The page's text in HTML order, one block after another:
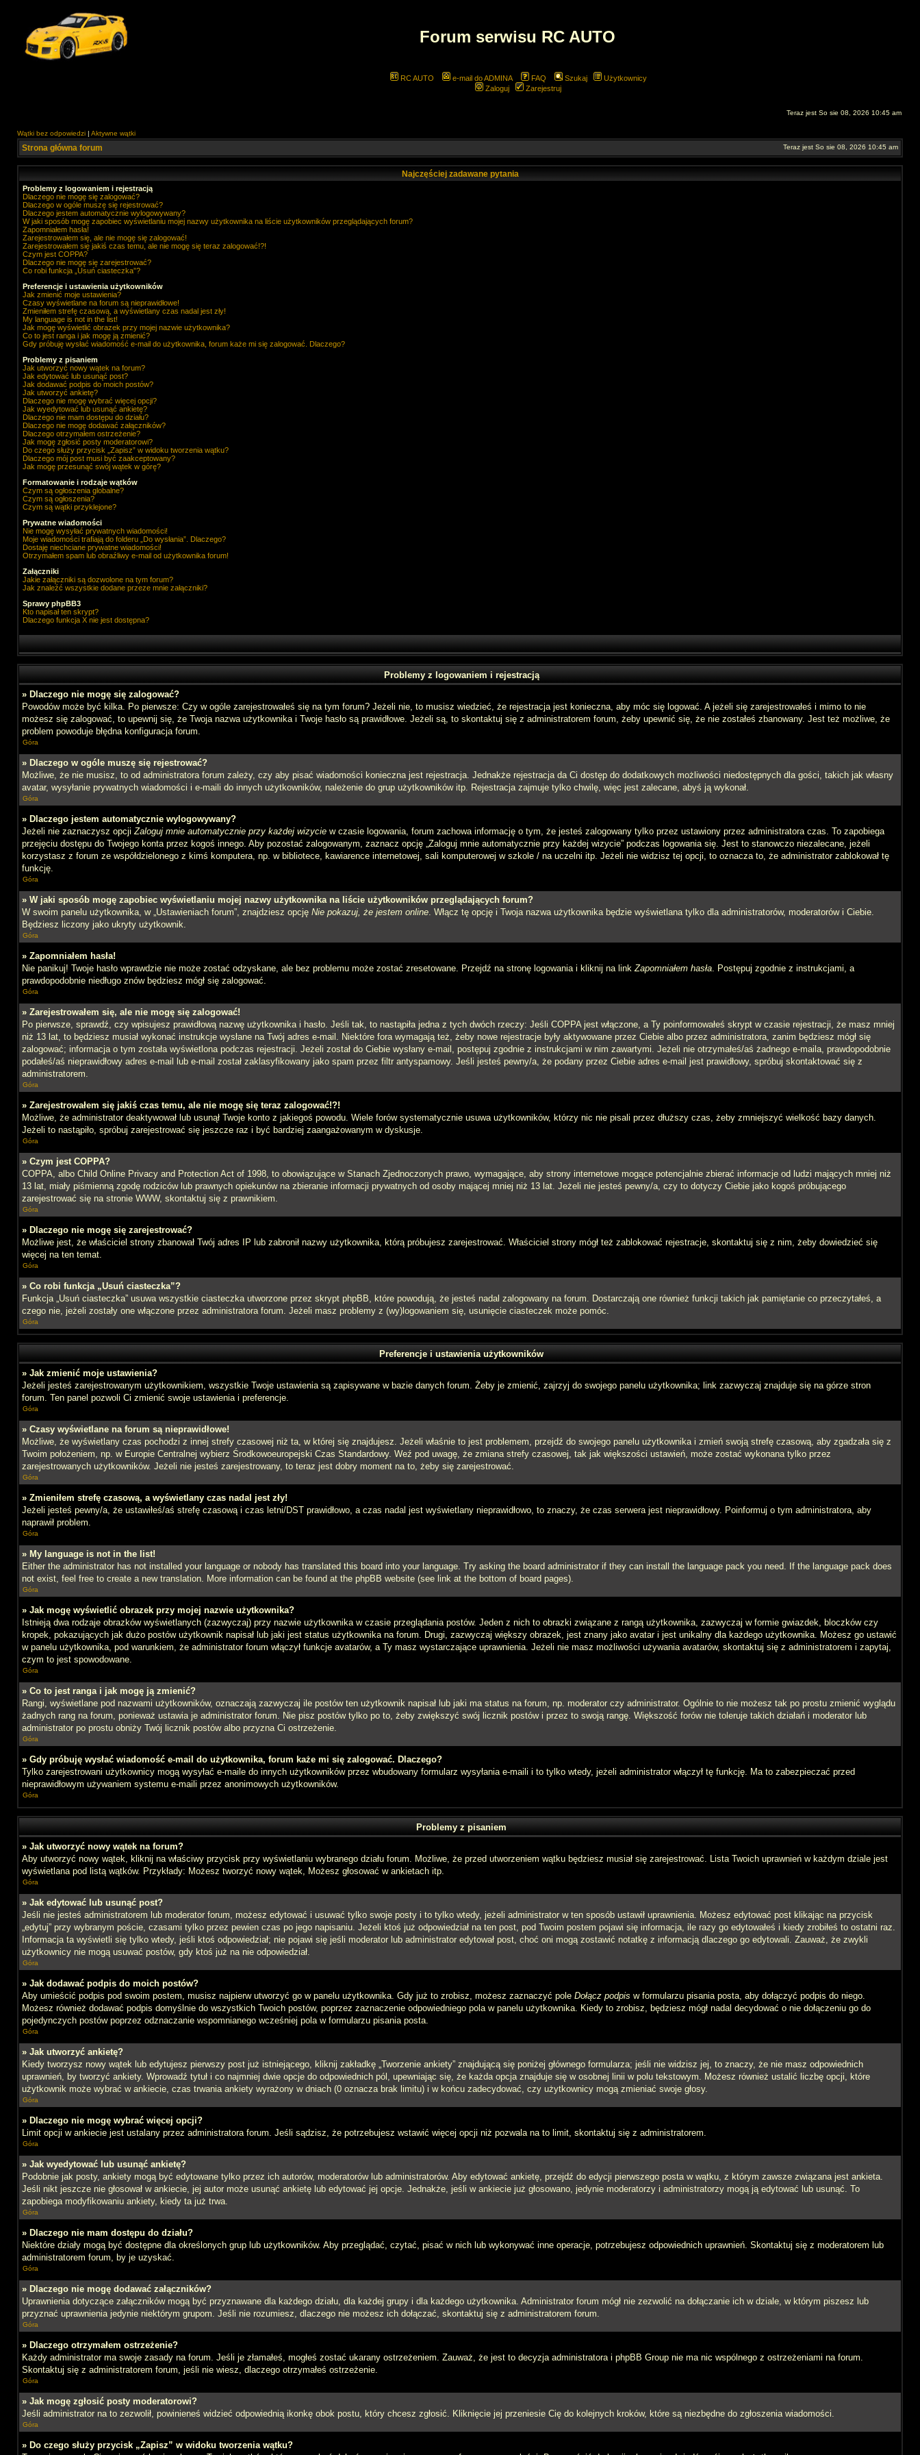
Forum serwisu RC AUTO
RC AUTO e-mail do ADMINA FAQ Szukaj
Użytkownicy
Zaloguj
Zarejestruj
Teraz jest So sie 08, 2026 10:45 am
Wątki bez odpowiedzi | Aktywne wątki
Strona główna forum Teraz jest So sie 08, 2026 10:45 am
Najczęściej zadawane pytania
Problemy z logowaniem i rejestracją
Dlaczego nie mogę się zalogować?
Dlaczego w ogóle muszę się rejestrować?
Dlaczego jestem automatycznie wylogowywany?
W jaki sposób mogę zapobiec wyświetlaniu mojej nazwy użytkownika na liście użytkowników przeglądających forum?
Zapomniałem hasła!
Zarejestrowałem się, ale nie mogę się zalogować!
Zarejestrowałem się jakiś czas temu, ale nie mogę się teraz zalogować!?!
Czym jest COPPA?
Dlaczego nie mogę się zarejestrować?
Co robi funkcja „Usuń ciasteczka”?
Preferencje i ustawienia użytkowników
Jak zmienić moje ustawienia?
Czasy wyświetlane na forum są nieprawidłowe!
Zmieniłem strefę czasową, a wyświetlany czas nadal jest zły!
My language is not in the list!
Jak mogę wyświetlić obrazek przy mojej nazwie użytkownika?
Co to jest ranga i jak mogę ją zmienić?
Gdy próbuję wysłać wiadomość e-mail do użytkownika, forum każe mi się zalogować. Dlaczego?
Problemy z pisaniem
Jak utworzyć nowy wątek na forum?
Jak edytować lub usunąć post?
Jak dodawać podpis do moich postów?
Jak utworzyć ankietę?
Dlaczego nie mogę wybrać więcej opcji?
Jak wyedytować lub usunąć ankietę?
Dlaczego nie mam dostępu do działu?
Dlaczego nie mogę dodawać załączników?
Dlaczego otrzymałem ostrzeżenie?
Jak mogę zgłosić posty moderatorowi?
Do czego służy przycisk „Zapisz” w widoku tworzenia wątku?
Dlaczego mój post musi być zaakceptowany?
Jak mogę przesunąć swój wątek w górę?
Formatowanie i rodzaje wątków
Czym są ogłoszenia globalne?
Czym są ogłoszenia?
Czym są wątki przyklejone?
Prywatne wiadomości
Nie mogę wysyłać prywatnych wiadomości!
Moje wiadomości trafiają do folderu „Do wysłania”. Dlaczego?
Dostaję niechciane prywatne wiadomości!
Otrzymałem spam lub obraźliwy e-mail od użytkownika forum!
Załączniki
Jakie załączniki są dozwolone na tym forum?
Jak znaleźć wszystkie dodane przeze mnie załączniki?
Sprawy phpBB3
Kto napisał ten skrypt?
Dlaczego funkcja X nie jest dostępna?
Problemy z logowaniem i rejestracją
» Dlaczego nie mogę się zalogować?
Powodów może być kilka. Po pierwsze: Czy w ogóle zarejestrowałeś się na tym forum? Jeżeli nie, to musisz wiedzieć, że rejestracja jest konieczna, aby móc się logować. A jeżeli się zarejestrowałeś i mimo to nie
możesz się zalogować, to upewnij się, że Twoja nazwa użytkownika i Twoje hasło są prawidłowe. Jeżeli są, to skontaktuj się z administratorem forum, żeby upewnić się, że nie zostałeś zbanowany. Jest też możliwe, że
problem powoduje błędna konfiguracja forum.
Góra
» Dlaczego w ogóle muszę się rejestrować?
Możliwe, że nie musisz, to od administratora forum zależy, czy aby pisać wiadomości konieczna jest rejestracja. Jednakże rejestracja da Ci dostęp do dodatkowych możliwości niedostępnych dla gości, takich jak własny
avatar, wysyłanie prywatnych wiadomości i e-maili do innych użytkowników, należenie do grup użytkowników itp. Rejestracja zajmuje tylko chwilę, więc jest zalecane, abyś ją wykonał.
Góra
» Dlaczego jestem automatycznie wylogowywany?
Jeżeli nie zaznaczysz opcjiZaloguj mnie automatycznie przy każdej wizycie w czasie logowania, forum zachowa informację o tym, że jesteś zalogowany tylko przez ustawiony przez administratora czas. To zapobiega
przejęciu dostępu do Twojego konta przez kogoś innego. Aby pozostać zalogowanym, zaznacz opcję „Zaloguj mnie automatycznie przy każdej wizycie” podczas logowania się. Jest to stanowczo niezalecane, jeżeli
korzystasz z forum ze współdzielonego z kimś komputera, np. w bibliotece, kawiarence internetowej, sali komputerowej w szkole / na uczelni itp. Jeżeli nie widzisz tej opcji, to oznacza to, że administrator zablokował tę
funkcję.
Góra
» W jaki sposób mogę zapobiec wyświetlaniu mojej nazwy użytkownika na liście użytkowników przeglądających forum?
W swoim panelu użytkownika, w „Ustawieniach forum”, znajdziesz opcję Nie pokazuj, że jestem online. Włącz tę opcję i Twoja nazwa użytkownika będzie wyświetlana tylko dla administratorów, moderatorów i Ciebie.
Będziesz liczony jako ukryty użytkownik.
Góra
» Zapomniałem hasła!
Nie panikuj! Twoje hasło wprawdzie nie może zostać odzyskane, ale bez problemu może zostać zresetowane. Przejdź na stronę logowania i kliknij na linkZapomniałem hasła. Postępuj zgodnie z instrukcjami, a
prawdopodobnie niedługo znów będziesz mógł się zalogować.
Góra
» Zarejestrowałem się, ale nie mogę się zalogować!
Po pierwsze, sprawdź, czy wpisujesz prawidłową nazwę użytkownika i hasło. Jeśli tak, to nastąpiła jedna z tych dwóch rzeczy: Jeśli COPPA jest włączone, a Ty poinformowałeś skrypt w czasie rejestracji, że masz mniej
niż 13 lat, to będziesz musiał wykonać instrukcje wysłane na Twój adres e-mail. Niektóre fora wymagają też, żeby nowe rejestracje były aktywowane przez Ciebie albo przez administratora, zanim będziesz mógł się
zalogować; informacja o tym została wyświetlona podczas rejestracji. Jeżeli został do Ciebie wysłany e-mail, postępuj zgodnie z instrukcjami w nim zawartymi. Jeżeli nie otrzymałeś/aś żadnego e-maila, prawdopodobnie
podałeś/aś nieprawidłowy adres e-mail lub e-mail został zaklasyfikowany jako spam przez filtr antyspamowy. Jeśli jesteś pewny/a, że podany przez Ciebie adres e-mail jest prawidłowy, spróbuj skontaktować się z
administratorem.
Góra
» Zarejestrowałem się jakiś czas temu, ale nie mogę się teraz zalogować!?!
Możliwe, że administrator deaktywował lub usunął Twoje konto z jakiegoś powodu. Wiele forów systematycznie usuwa użytkowników, którzy nic nie pisali przez dłuższy czas, żeby zmniejszyć wielkość bazy danych.
Jeżeli to nastąpiło, spróbuj zarejestrować się jeszcze raz i być bardziej zaangażowanym w dyskusje.
Góra
» Czym jest COPPA?
COPPA, albo Child Online Privacy and Protection Act of 1998, to obowiązujące w Stanach Zjednoczonych prawo, wymagające, aby strony internetowe mogące potencjalnie zbierać informacje od ludzi mających mniej niż
13 lat, miały piśmienną zgodę rodziców lub prawnych opiekunów na zbieranie informacji prywatnych od osoby mającej mniej niż 13 lat. Jeżeli nie jesteś pewny/a, czy to dotyczy Ciebie jako kogoś próbującego
zarejestrować się na stronie WWW, skontaktuj się z prawnikiem.
Góra
» Dlaczego nie mogę się zarejestrować?
Możliwe jest, że właściciel strony zbanował Twój adres IP lub zabronił nazwy użytkownika, którą próbujesz zarejestrować. Właściciel strony mógł też zablokować rejestracje, skontaktuj się z nim, żeby dowiedzieć się
więcej na ten temat.
Góra
» Co robi funkcja „Usuń ciasteczka”?
Funkcja „Usuń ciasteczka” usuwa wszystkie ciasteczka utworzone przez skrypt phpBB, które powodują, że jesteś nadal zalogowany na forum. Dostarczają one również funkcji takich jak pamiętanie co przeczytałeś, a
czego nie, jeżeli zostały one włączone przez administratora forum. Jeżeli masz problemy z (wy)logowaniem się, usunięcie ciasteczek może pomóc.
Góra
Preferencje i ustawienia użytkowników
» Jak zmienić moje ustawienia?
Jeżeli jesteś zarejestrowanym użytkownikiem, wszystkie Twoje ustawienia są zapisywane w bazie danych forum. Żeby je zmienić, zajrzyj do swojego panelu użytkownika; link zazwyczaj znajduje się na górze stron
forum. Ten panel pozwoli Ci zmienić swoje ustawienia i preferencje.
Góra
» Czasy wyświetlane na forum są nieprawidłowe!
Możliwe, że wyświetlany czas pochodzi z innej strefy czasowej niż ta, w której się znajdujesz. Jeżeli właśnie to jest problemem, przejdź do swojego panelu użytkownika i zmień swoją strefę czasową, aby zgadzała się z
Twoim położeniem, np. w Europie Centralnej wybierz Środkowoeuropejski Czas Standardowy. Weź pod uwagę, że zmiana strefy czasowej, tak jak większości ustawień, może zostać wykonana tylko przez
zarejestrowanych użytkowników. Jeżeli nie jesteś zarejestrowany, to teraz jest dobry moment na to, żeby się zarejestrować.
Góra
» Zmieniłem strefę czasową, a wyświetlany czas nadal jest zły!
Jeżeli jesteś pewny/a, że ustawiłeś/aś strefę czasową i czas letni/DST prawidłowo, a czas nadal jest wyświetlany nieprawidłowo, to znaczy, że czas serwera jest nieprawidłowy. Poinformuj o tym administratora, aby
naprawił problem.
Góra
» My language is not in the list!
Either the administrator has not installed your language or nobody has translated this board into your language. Try asking the board administrator if they can install the language pack you need. If the language pack does
not exist, feel free to create a new translation. More information can be found at the phpBB website (see link at the bottom of board pages).
Góra
» Jak mogę wyświetlić obrazek przy mojej nazwie użytkownika?
Istnieją dwa rodzaje obrazków wyświetlanych (zazwyczaj) przy nazwie użytkownika w czasie przeglądania postów. Jeden z nich to obrazki związane z rangą użytkownika, zazwyczaj w formie gwiazdek, bloczków czy
kropek, pokazujących jak dużo postów użytkownik napisał lub jaki jest status użytkownika na forum. Drugi, zazwyczaj większy obrazek, jest znany jako avatar i jest unikalny dla każdego użytkownika. Możesz go ustawić
w panelu użytkownika, pod warunkiem, że administrator forum włączył funkcje avatarów, a Ty masz wystarczające uprawnienia. Jeżeli nie masz możliwości używania avatarów, skontaktuj się z administratorem i zapytaj,
czym to jest spowodowane.
Góra
» Co to jest ranga i jak mogę ją zmienić?
Rangi, wyświetlane pod nazwami użytkowników, oznaczają zazwyczaj ile postów ten użytkownik napisał lub jaki ma status na forum, np. moderator czy administrator. Ogólnie to nie możesz tak po prostu zmienić wyglądu
żadnych rang na forum, ponieważ ustawia je administrator forum. Nie pisz postów tylko po to, żeby zwiększyć swój licznik postów i przez to swoją rangę. Większość forów nie toleruje takich działań i moderator lub
administrator po prostu obniży Twój licznik postów albo przyzna Ci ostrzeżenie.
Góra
» Gdy próbuję wysłać wiadomość e-mail do użytkownika, forum każe mi się zalogować. Dlaczego?
Tylko zarejestrowani użytkownicy mogą wysyłać e-maile do innych użytkowników przez wbudowany formularz wysyłania e-maili i to tylko wtedy, jeżeli administrator włączył tę funkcję. Ma to zabezpieczać przed
nieprawidłowym używaniem systemu e-maili przez anonimowych użytkowników.
Góra
Problemy z pisaniem
» Jak utworzyć nowy wątek na forum?
Aby utworzyć nowy wątek, kliknij na właściwy przycisk przy wyświetlaniu wybranego działu forum. Możliwe, że przed utworzeniem wątku będziesz musiał się zarejestrować. Lista Twoich uprawnień w każdym dziale jest
wyświetlana pod listą wątków. Przykłady: Możesz tworzyć nowy wątek, Możesz głosować w ankietach itp.
Góra
» Jak edytować lub usunąć post?
Jeśli nie jesteś administratorem lub moderator forum, możesz edytować i usuwać tylko swoje posty i to tylko wtedy, jeżeli administrator w ten sposób ustawił uprawnienia. Możesz edytować post klikając na przycisk
„edytuj” przy wybranym poście, czasami tylko przez pewien czas po jego napisaniu. Jeżeli ktoś już odpowiedział na ten post, pod Twoim postem pojawi się informacja, ile razy go edytowałeś i kiedy zrobiłeś to ostatni raz.
Informacja ta wyświetli się tylko wtedy, jeśli ktoś odpowiedział; nie pojawi się jeśli moderator lub administrator edytował post, choć oni mogą zostawić notatkę z informacją dlaczego go edytowali. Zauważ, że zwykli
użytkownicy nie mogą usuwać postów, gdy ktoś już na nie odpowiedział.
Góra
» Jak dodawać podpis do moich postów?
Aby umieścić podpis pod swoim postem, musisz najpierw utworzyć go w panelu użytkownika. Gdy już to zrobisz, możesz zaznaczyć pole Dołącz podpis w formularzu pisania posta, aby dołączyć podpis do niego.
Możesz również dodawać podpis domyślnie do wszystkich Twoich postów, poprzez zaznaczenie odpowiedniego pola w panelu użytkownika. Kiedy to zrobisz, będziesz mógł nadal decydować o nie dołączeniu go do
pojedynczych postów poprzez odznaczanie wspomnianego wcześniej pola w formularzu pisania posta.
Góra
» Jak utworzyć ankietę?
Kiedy tworzysz nowy wątek lub edytujesz pierwszy post już istniejącego, kliknij zakładkę „Tworzenie ankiety” znajdującą się poniżej głównego formularza; jeśli nie widzisz jej, to znaczy, że nie masz odpowiednich
uprawnień, by tworzyć ankiety. Wprowadź tytuł i co najmniej dwie opcje do odpowiednich pól, upewniając się, że każda opcja znajduje się w osobnej linii w polu tekstowym. Możesz również ustalić liczbę opcji, które
użytkownik może wybrać w ankiecie, czas trwania ankiety wyrażony w dniach (0 oznacza brak limitu) i w końcu zadecydować, czy użytkownicy mogą zmieniać swoje głosy.
Góra
» Dlaczego nie mogę wybrać więcej opcji?
Limit opcji w ankiecie jest ustalany przez administratora forum. Jeśli sądzisz, że potrzebujesz wstawić więcej opcji niż pozwala na to limit, skontaktuj się z administratorem.
Góra
» Jak wyedytować lub usunąć ankietę?
Podobnie jak posty, ankiety mogą być edytowane tylko przez ich autorów, moderatorów lub administratorów. Aby edytować ankietę, przejdź do edycji pierwszego posta w wątku, z którym zawsze związana jest ankieta.
Jeśli nikt jeszcze nie głosował w ankiecie, jej autor może usunąć ankietę lub edytować jej opcje. Jednakże, jeśli w ankiecie już głosowano, jedynie moderatorzy i administratorzy mogą ją edytować lub usunąć. To
zapobiega modyfikowaniu ankiety, kiedy ta już trwa.
Góra
» Dlaczego nie mam dostępu do działu?
Niektóre działy mogą być dostępne dla określonych grup lub użytkowników. Aby przeglądać, czytać, pisać w nich lub wykonywać inne operacje, potrzebujesz odpowiednich uprawnień. Skontaktuj się z moderatorem lub
administratorem forum, by je uzyskać.
Góra
» Dlaczego nie mogę dodawać załączników?
Uprawnienia dotyczące załączników mogą być przyznawane dla każdego działu, dla każdej grupy i dla każdego użytkownika. Administrator forum mógł nie zezwolić na dołączanie ich w dziale, w którym piszesz lub
przyznać uprawnienia jedynie niektórym grupom. Jeśli nie rozumiesz, dlaczego nie możesz ich dołączać, skontaktuj się z administratorem forum.
Góra
» Dlaczego otrzymałem ostrzeżenie?
Każdy administrator ma swoje zasady na forum. Jeśli je złamałeś, mogłeś zostać ukarany ostrzeżeniem. Zauważ, że jest to decyzja administratora i phpBB Group nie ma nic wspólnego z ostrzeżeniami na forum.
Skontaktuj się z administratorem forum, jeśli nie wiesz, dlaczego otrzymałeś ostrzeżenie.
Góra
» Jak mogę zgłosić posty moderatorowi?
Jeśli administrator na to zezwolił, powinieneś widzieć odpowiednią ikonkę obok postu, który chcesz zgłosić. Kliknięcie jej przeniesie Cię do kolejnych kroków, które są niezbędne do zgłoszenia wiadomości.
Góra
» Do czego służy przycisk „Zapisz” w widoku tworzenia wątku?